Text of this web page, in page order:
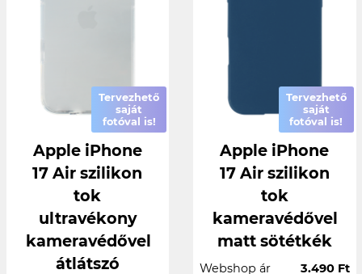
Tervezhető
saját
fotóval is!
Apple iPhone
17 Air szilikon
tok
ultravékony
kameravédővel
átlátszó
Tervezhető
saját
fotóval is!
Apple iPhone
17 Air szilikon
tok
kameravédővel
matt sötétkék
Webshop ár
3.490 Ft